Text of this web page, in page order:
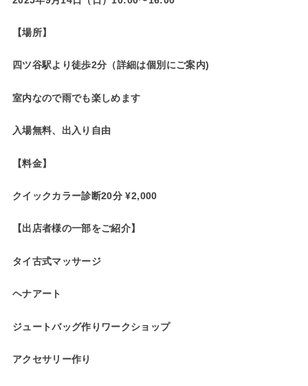
【場所】
四ツ谷駅より徒歩2分（詳細は個別にご案内)
室内なので雨でも楽しめます
入場無料、出入り自由
【料金】
クイックカラー診断20分 ¥2,000
【出店者様の一部をご紹介】
タイ古式マッサージ
ヘナアート
ジュートバッグ作りワークショップ
アクセサリー作り